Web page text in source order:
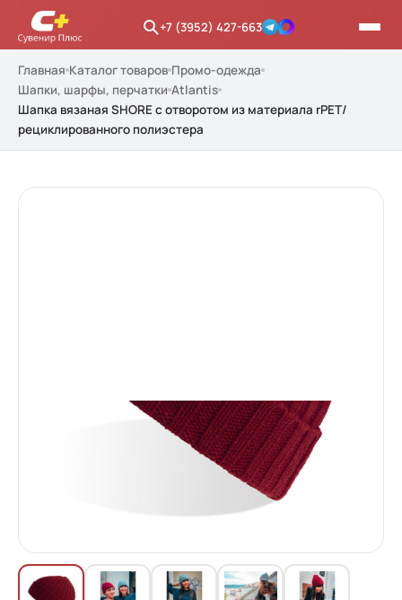
+7 (3952) 427-663
Главная Каталог товаров Промо-одежда
Шапки, шарфы, перчатки Atlantis
Шапка вязаная SHORE с отворотом из материала rPET/
рециклированного полиэстера